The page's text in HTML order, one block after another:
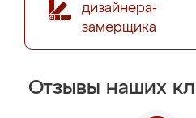
дизайнера-
замерщика
Отзывы наших